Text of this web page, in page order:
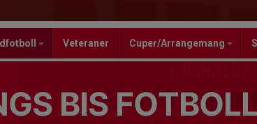
Veteraner Cuper/Arrangemang
BIS